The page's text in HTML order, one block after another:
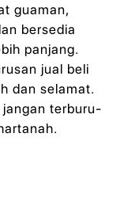
guaman,
bersedia
panjang.
jual beli
dan selamat.
terburu-